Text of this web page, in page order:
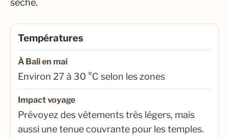
sèche.
Températures
À Bali en mai
Environ 27 à 30 °C selon les zones
Impact voyage
Prévoyez des vêtements très légers, mais
aussi une tenue couvrante pour les temples.